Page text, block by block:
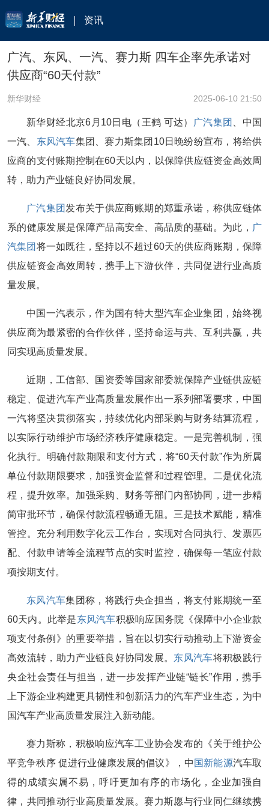
资讯
广汽、东风、一汽、赛力斯 四车企率先承诺对
供应商“60天付款”
新华财经 2025-06-10 21:50
新华财经北京6月10日电（王鹤 可达） 广汽集团
、中国
一汽、 东风汽车集团、赛力斯集团10日晚纷纷宣布，将给供
应商的支付账期控制在60天以内，以保障供应链资金高效周
转，助力产业链良好协同发展。
广汽集团 发布关于供应商账期的郑重承诺，称供应链体
系的健康发展是保障产品高安全、高品质的基础。为此， 广
汽集团 将一如既往，坚持以不超过60天的供应商账期，保障
供应链资金高效周转，携手上下游伙伴，共同促进行业高质
量发展。
中国一汽表示，作为国有特大型汽车企业集团，始终视
供应商为最紧密的合作伙伴，坚持命运与共、互利共赢，共
同实现高质量发展。
近期，工信部、国资委等国家部委就保障产业链供应链
稳定、促进汽车产业高质量发展作出一系列部署要求，中国
一汽将坚决贯彻落实，持续优化内部采购与财务结算流程，
以实际行动维护市场经济秩序健康稳定。一是完善机制，强
化执行。明确付款期限和支付方式，将“60天付款”作为所属
单位付款期限要求，加强资金监督和过程管理。二是优化流
程，提升效率。加强采购、财务等部门内部协同，进一步精
简审批环节，确保付款流程畅通无阻。三是技术赋能，精准
管控。充分利用数字化云工作台，实现对合同执行、发票匹
配、付款申请等全流程节点的实时监控，确保每一笔应付款
项按期支付。
东风汽车集团称，将践行央企担当，将支付账期统一至
60天内。此举是东风汽车积极响应国务院《保障中小企业款
项支付条例》的重要举措，旨在以切实行动推动上下游资金
高效流转，助力产业链良好协同发展。 东风汽车将积极践行
央企社会责任与担当，进一步发挥产业链“链长”作用，携手
上下游企业构建更具韧性和创新活力的汽车产业生态，为中
国汽车产业高质量发展注入新动能。
赛力斯称，积极响应汽车工业协会发布的《关于维护公
平竞争秩序 促进行业健康发展的倡议》，中 国新能源汽车取
得的成绩实属不易，呼吁更加有序的市场化，企业加强自
律，共同推动行业高质量发展。赛力斯愿与行业同仁继续携